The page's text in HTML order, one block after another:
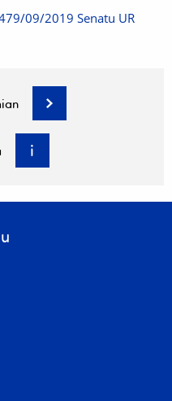
09/2019 Senatu UR
2025-05-06
05-06